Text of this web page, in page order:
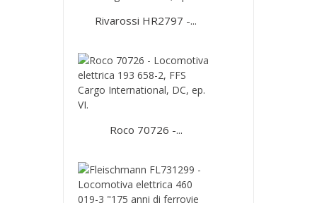
Rivarossi HR2797 -...
Roco 70726 -...